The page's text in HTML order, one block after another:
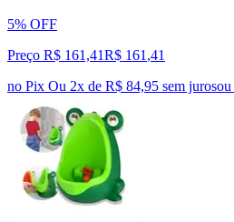
5% OFF
Preço R$ 161,41R$ 161 ,41
no Pix Ou 2x de R$ 84,95 sem jurosou